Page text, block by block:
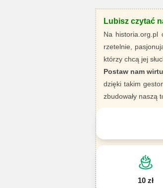
Lubisz czytać
Na historia.org.pl
rzetelnie,
którzy chcą jej
Postaw nam
dzięki takim
zbudowały naszą
10 zł